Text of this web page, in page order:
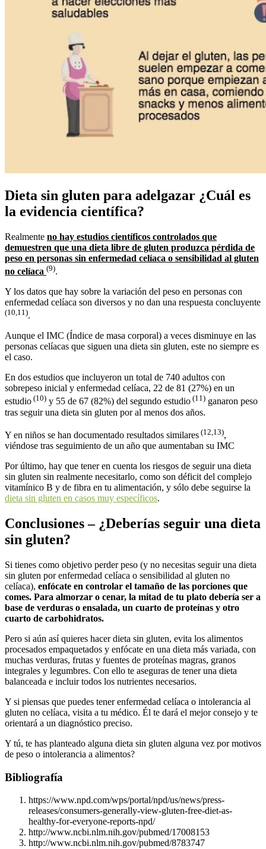
Dieta sin gluten para adelgazar ¿Cuál es
la evidencia científica?
Realmente no hay estudios científicos controlados que
demuestren que una dieta libre de gluten produzca pérdida de
peso en personas sin enfermedad celíaca o sensibilidad al gluten
no celíaca (9).
Y los datos que hay sobre la variación del peso en personas con
enfermedad celíaca son diversos y no dan una respuesta concluyente
(10,11).
Aunque el IMC (Índice de masa corporal) a veces disminuye en las
personas celíacas que siguen una dieta sin gluten, este no siempre es
el caso.
En dos estudios que incluyeron un total de 740 adultos con
sobrepeso inicial y enfermedad celíaca, 22 de 81 (27%) en un
estudio (10) y 55 de 67 (82%) del segundo estudio (11) ganaron peso
tras seguir una dieta sin gluten por al menos dos años.
Y en niños se han documentado resultados similares (12,13),
viéndose tras seguimiento de un año que aumentaban su IMC
Por último, hay que tener en cuenta los riesgos de seguir una dieta
sin gluten sin realmente necesitarlo, como son déficit del complejo
vitamínico B y de fibra en tu alimentación, y sólo debe seguirse la
dieta sin gluten en casos muy específicos.
Conclusiones – ¿Deberías seguir una dieta
sin gluten?
Si tienes como objetivo perder peso (y no necesitas seguir una dieta
sin gluten por enfermedad celíaca o sensibilidad al gluten no
celíaca), enfócate en controlar el tamaño de las porciones que
comes. Para almorzar o cenar, la mitad de tu plato debería ser a
base de verduras o ensalada, un cuarto de proteínas y otro
cuarto de carbohidratos.
Pero si aún así quieres hacer dieta sin gluten, evita los alimentos
procesados empaquetados y enfócate en una dieta más variada, con
muchas verduras, frutas y fuentes de proteínas magras, granos
integrales y legumbres. Con ello te aseguras de tener una dieta
balanceada e incluir todos los nutrientes necesarios.
Y si piensas que puedes tener enfermedad celíaca o intolerancia al
gluten no celíaca, visita a tu médico. Él te dará el mejor consejo y te
orientará a un diagnóstico preciso.
Y tú, te has planteado alguna dieta sin gluten alguna vez por motivos
de peso o intolerancia a alimentos?
Bibliografía
https://www.npd.com/wps/portal/npd/us/news/press-
releases/consumers-generally-view-gluten-free-diet-as-
healthy-for-everyone-reports-npd/
http://www.ncbi.nlm.nih.gov/pubmed/17008153
http://www.ncbi.nlm.nih.gov/pubmed/8783747